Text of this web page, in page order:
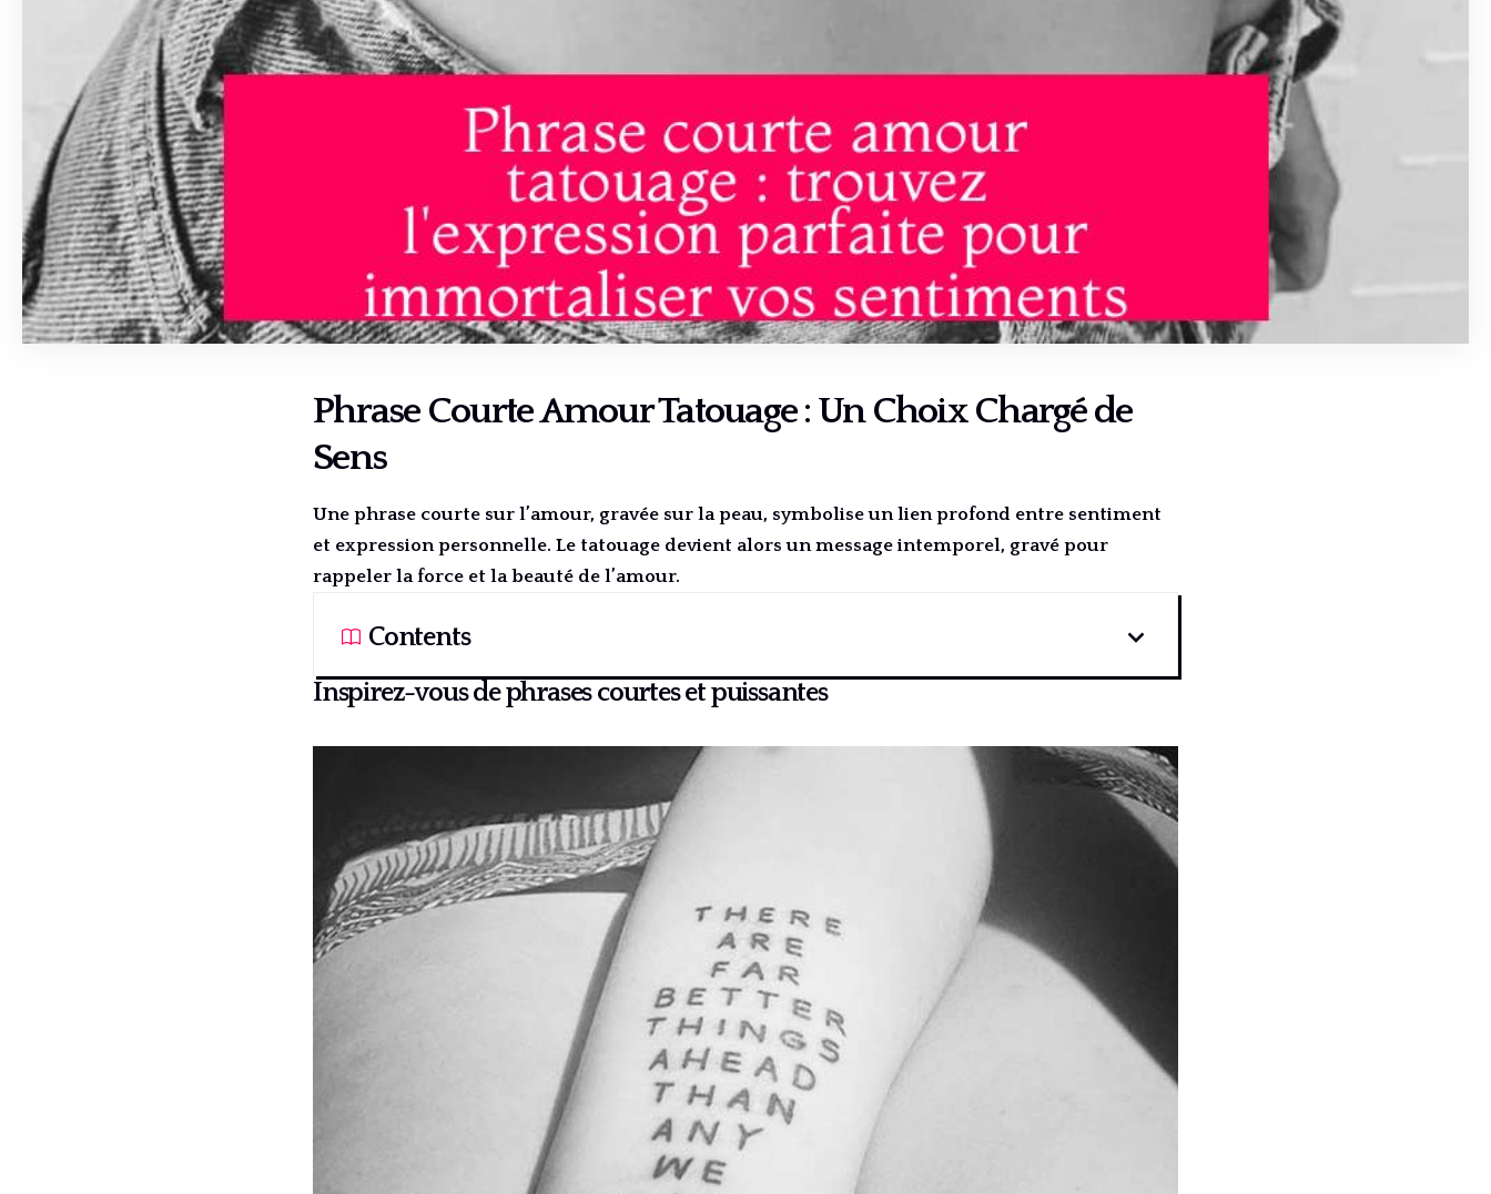
Phrase Courte Amour Tatouage : Un Choix Chargé de
Sens
Une phrase courte sur l’amour, gravée sur la peau, symbolise un lien profond entre sentiment
et expression personnelle. Le tatouage devient alors un message intemporel, gravé pour
rappeler la force et la beauté de l’amour.
Contents
Inspirez-vous de phrases courtes et puissantes